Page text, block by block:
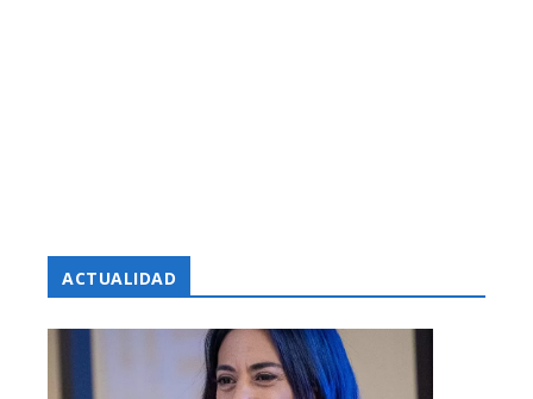
ACTUALIDAD